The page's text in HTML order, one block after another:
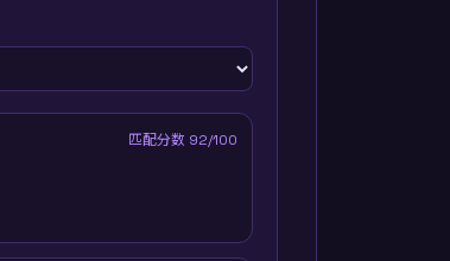
匹配分数 92/100